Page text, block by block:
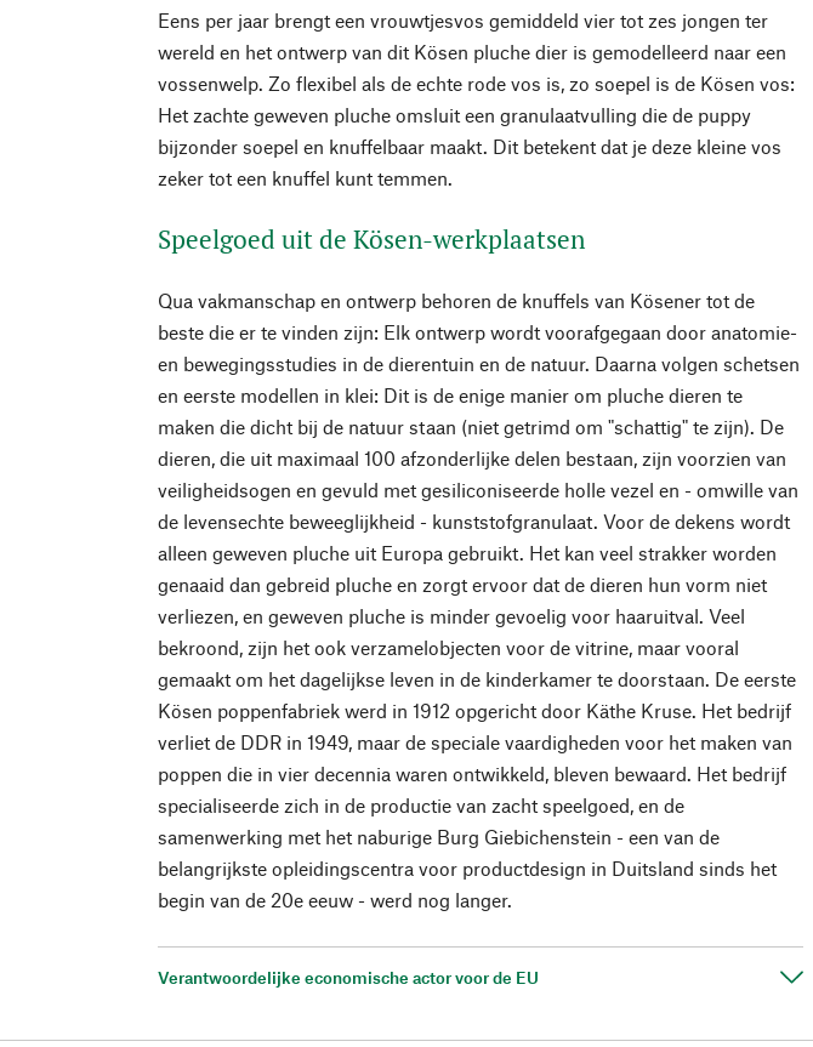
Eens per jaar brengt een vrouwtjesvos gemiddeld vier tot zes jongen ter
wereld en het ontwerp van dit Kösen pluche dier is gemodelleerd naar een
vossenwelp. Zo flexibel als de echte rode vos is, zo soepel is de Kösen vos:
Het zachte geweven pluche omsluit een granulaatvulling die de puppy
bijzonder soepel en knuffelbaar maakt. Dit betekent dat je deze kleine vos
zeker tot een knuffel kunt temmen.
Speelgoed uit de Kösen-werkplaatsen
Qua vakmanschap en ontwerp behoren de knuffels van Kösener tot de
beste die er te vinden zijn: Elk ontwerp wordt voorafgegaan door anatomie-
en bewegingsstudies in de dierentuin en de natuur. Daarna volgen schetsen
en eerste modellen in klei: Dit is de enige manier om pluche dieren te
maken die dicht bij de natuur staan (niet getrimd om "schattig" te zijn). De
dieren, die uit maximaal 100 afzonderlijke delen bestaan, zijn voorzien van
veiligheidsogen en gevuld met gesiliconiseerde holle vezel en - omwille van
de levensechte beweeglijkheid - kunststofgranulaat. Voor de dekens wordt
alleen geweven pluche uit Europa gebruikt. Het kan veel strakker worden
genaaid dan gebreid pluche en zorgt ervoor dat de dieren hun vorm niet
verliezen, en geweven pluche is minder gevoelig voor haaruitval. Veel
bekroond, zijn het ook verzamelobjecten voor de vitrine, maar vooral
gemaakt om het dagelijkse leven in de kinderkamer te doorstaan. De eerste
Kösen poppenfabriek werd in 1912 opgericht door Käthe Kruse. Het bedrijf
verliet de DDR in 1949, maar de speciale vaardigheden voor het maken van
poppen die in vier decennia waren ontwikkeld, bleven bewaard. Het bedrijf
specialiseerde zich in de productie van zacht speelgoed, en de
samenwerking met het naburige Burg Giebichenstein - een van de
belangrijkste opleidingscentra voor productdesign in Duitsland sinds het
begin van de 20e eeuw - werd nog langer.
Verantwoordelijke economische actor voor de EU